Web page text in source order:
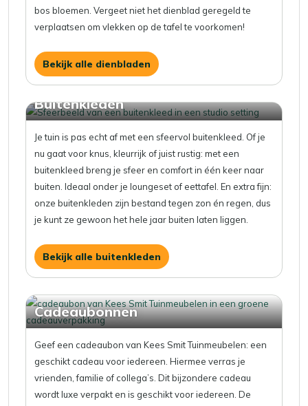
bos bloemen. Vergeet niet het dienblad geregeld te
verplaatsen om vlekken op de tafel te voorkomen!
Bekijk alle dienbladen
Buitenkleden
Je tuin is pas echt af met een sfeervol buitenkleed. Of je
nu gaat voor knus, kleurrijk of juist rustig: met een
buitenkleed breng je sfeer en comfort in één keer naar
buiten. Ideaal onder je loungeset of eettafel. En extra fijn:
onze buitenkleden zijn bestand tegen zon én regen, dus
je kunt ze gewoon het hele jaar buiten laten liggen.
Bekijk alle buitenkleden
Cadeaubonnen
Geef een cadeaubon van Kees Smit Tuinmeubelen: een
geschikt cadeau vooriedereen . Hiermee verras je
vrienden ,familie of collega’s . Ditbijzondere cadeau
wordt luxe verpakt en is geschikt voor iedereen. De